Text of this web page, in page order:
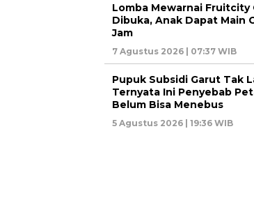
Lomba Mewarnai Fruitcity
Dibuka, Anak Dapat Main
Jam
7 Agustus 2026 | 07:37 WIB
Pupuk Subsidi Garut Tak
Ternyata Ini Penyebab
Belum Bisa Menebus
5 Agustus 2026 | 19:36 WIB